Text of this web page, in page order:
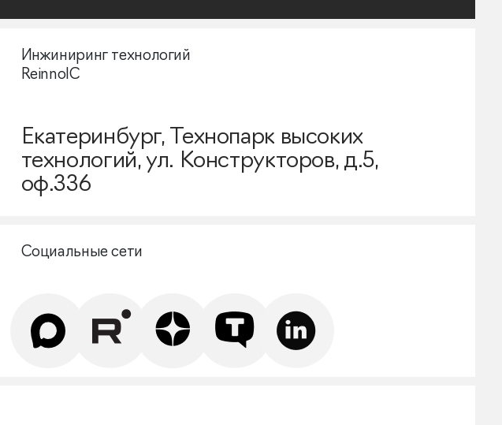
Инжиниринг технологий
ReinnolC
Екатеринбург, Технопарк высоких
технологий, ул. Конструкторов, д.5,
оф.336
Социальные сети